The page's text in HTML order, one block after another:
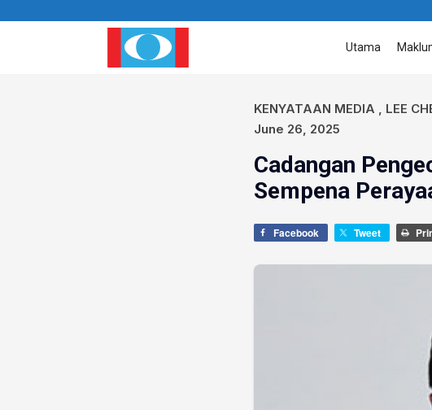
Utama
KENYATAAN MEDIA
LEE
June 26, 2025
Cadangan
Sempena
Facebook Tweet